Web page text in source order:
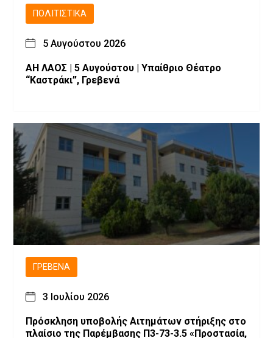
ΠΟΛΙΤΙΣΤΙΚΆ
5 Αυγούστου 2026
ΑΗ ΛΑΟΣ | 5 Αυγούστου | Υπαίθριο Θέατρο
“Καστράκι”, Γρεβενά
ΓΡΕΒΕΝΆ
3 Ιουλίου 2026
Πρόσκληση υποβολής Αιτημάτων στήριξης στο
πλαίσιο της Παρέμβασης Π3-73-3.5 «Προστασία,